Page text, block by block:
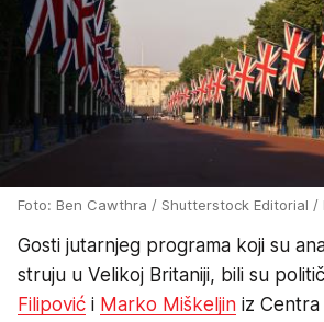
Foto: Ben Cawthra / Shutterstock Editorial /
Gosti jutarnjeg programa koji su
struju u Velikoj Britaniji, bili su
Filipović i Marko Miškeljin iz